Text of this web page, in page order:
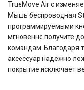
TrueMove Air с
Мышь беспроводная
программируемыми
мгновенно получите
командам. Благодаря
аксессуар надежно
покрытие исключает